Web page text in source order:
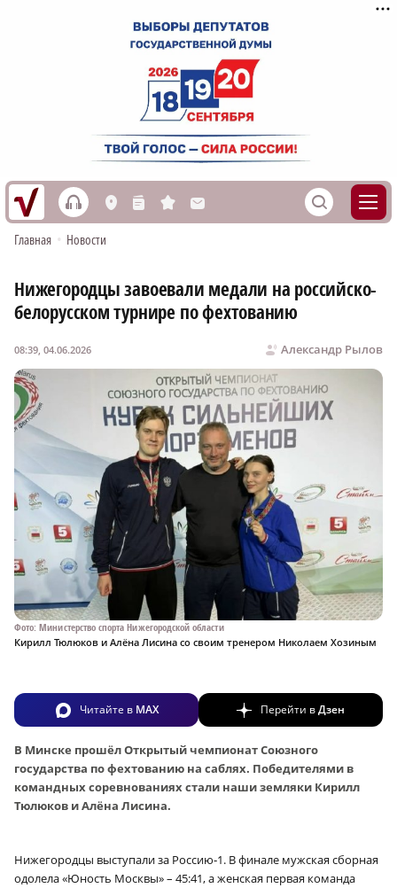
h L n s M S
Главная • Новости
Нижегородцы завоевали медали на российско-
белорусском турнире по фехтованию
Александр Рылов
08:39, 04.06.2026
Фото: Министерство спорта Нижегородской области
Кирилл Тюлюков и Алёна Лисина со своим тренером Николаем Хозиным
Читайте в MAX Перейти вДзен
В Минске прошёл Открытый чемпионат Союзного
государства по фехтованию на саблях. Победителями в
командных соревнованиях стали наши земляки Кирилл
Тюлюков и Алёна Лисина.
Нижегородцы выступали за Россию‑1. В финале мужская сборная
одолела «Юность Москвы» – 45:41, а женская первая команда